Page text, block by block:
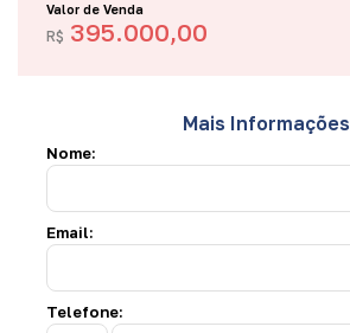
R$ 395.000,00
Valor de Venda
Mais Informações
Nome:
Email:
Telefone: